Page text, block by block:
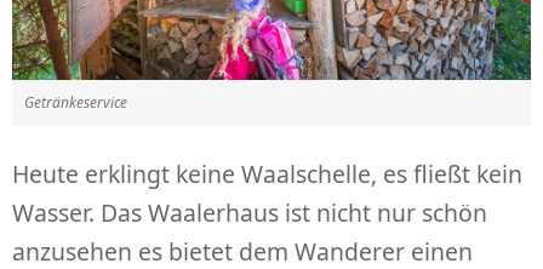
Getränkeservice
Heute erklingt keine Waalschelle, es fließt kein
Wasser. Das Waalerhaus ist nicht nur schön
anzusehen es bietet dem Wanderer einen